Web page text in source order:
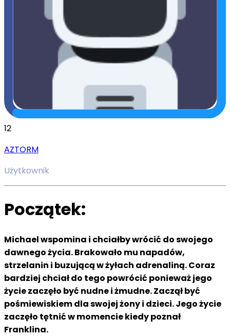
12
AZTORM
Użytkownik
Początek:
Michael wspomina i chciałby wrócić do swojego
dawnego życia. Brakowało mu napadów,
strzelanin i buzującą w żyłach adrenaliną. Coraz
bardziej chciał do tego powrócić ponieważ jego
życie zaczęło być nudne i żmudne. Zaczął być
pośmiewiskiem dla swojej żony i dzieci. Jego życie
zaczęło tętnić w momencie kiedy poznał
Franklina.